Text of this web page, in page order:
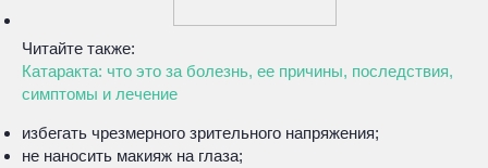
Читайте также:
Катаракта: что это за болезнь, ее причины, последствия,
симптомы и лечение
избегать чрезмерного зрительного напряжения;
не наносить макияж на глаза;